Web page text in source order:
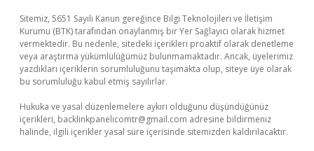
Sitemiz, 5651 Sayılı Kanun gereğince Bilgi Teknolojileri ve İletişim
Kurumu (BTK) tarafından onaylanmış bir Yer Sağlayıcı olarak hizmet
vermektedir. Bu nedenle, sitedeki içerikleri proaktif olarak denetleme
veya araştırma yükümlülüğümüz bulunmamaktadır. Ancak, üyelerimiz
yazdıkları içeriklerin sorumluluğunu taşımakta olup, siteye üye olarak
bu sorumluluğu kabul etmiş sayılırlar.
Hukuka ve yasal düzenlemelere aykırı olduğunu düşündüğünüz
içerikleri, backlinkpanelicomtr@gmail.com adresine bildirmeniz
halinde, ilgili içerikler yasal süre içerisinde sitemizden kaldırılacaktır.